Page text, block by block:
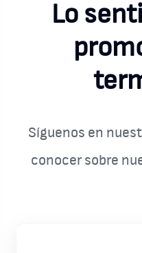
Lo
Síguenos en
conocer sobre